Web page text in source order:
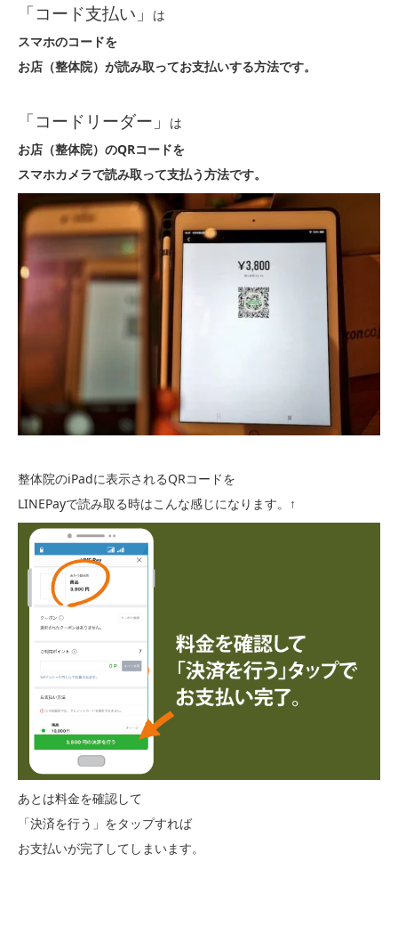
「コード支払い」
は
スマホのコードを
お店（整体院）が読み取ってお支払いする方法です。
「コードリーダー」
は
お店（整体院）のQRコードを
スマホカメラで読み取って支払う方法です。
整体院のiPadに表示されるQRコードを
LINEPayで読み取る時はこんな感じになります。↑
あとは料金を確認して
「決済を行う」をタップすれば
お支払いが完了してしまいます。